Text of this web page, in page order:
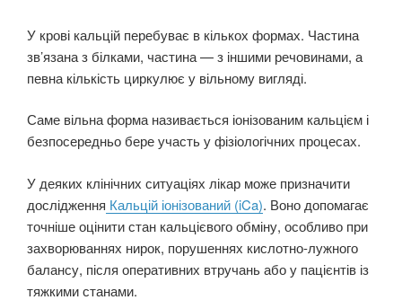
У крові кальцій перебуває в кількох формах. Частина
зв’язана з білками, частина — з іншими речовинами, а
певна кількість циркулює у вільному вигляді.
Саме вільна форма називається іонізованим кальцієм і
безпосередньо бере участь у фізіологічних процесах.
У деяких клінічних ситуаціях лікар може призначити
дослідження Кальцій іонізований (iCa). Воно допомагає
точніше оцінити стан кальцієвого обміну, особливо при
захворюваннях нирок, порушеннях кислотно-лужного
балансу, після оперативних втручань або у пацієнтів із
тяжкими станами.